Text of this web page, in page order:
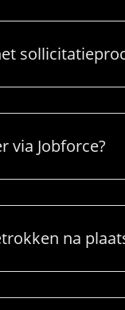
via Jobforce?
na